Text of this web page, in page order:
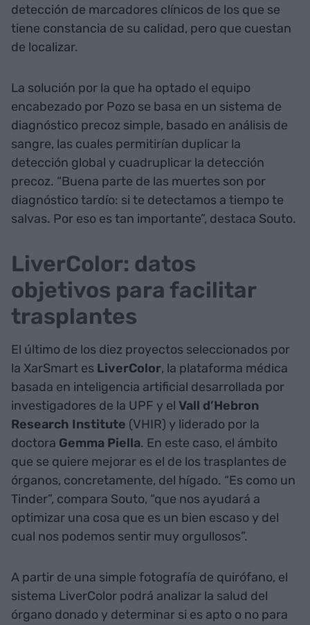
detección de marcadores clínicos de los que se
tiene constancia de su calidad, pero que cuestan
de localizar.
La solución por la que ha optado el equipo
encabezado por Pozo se basa en un sistema de
diagnóstico precoz simple, basado en análisis de
sangre, las cuales permitirían duplicar la
detección global y cuadruplicar la detección
precoz. “Buena parte de las muertes son por
diagnóstico tardío: si te detectamos a tiempo te
salvas. Por eso es tan importante”, destaca Souto.
LiverColor: datos
objetivos para facilitar
trasplantes
El último de los diez proyectos seleccionados por
la XarSmart es LiverColor, la plataforma médica
basada en inteligencia artificial desarrollada por
investigadores de la UPF y el Vall d’Hebron
Research Institute (VHIR) y liderado por la
doctora Gemma Piella. En este caso, el ámbito
que se quiere mejorar es el de los trasplantes de
órganos, concretamente, del hígado. “Es como un
Tinder”, compara Souto, “que nos ayudará a
optimizar una cosa que es un bien escaso y del
cual nos podemos sentir muy orgullosos”.
A partir de una simple fotografía de quirófano, el
sistema LiverColor podrá analizar la salud del
órgano donado y determinar si es apto o no para